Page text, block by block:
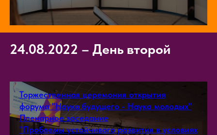
24.08.2022 – День второй
Торжественная церемония открытия
форума "Наука будущего - Наука молодых"
Пленарное заседание
"Проблемы устойчивого развития в условиях